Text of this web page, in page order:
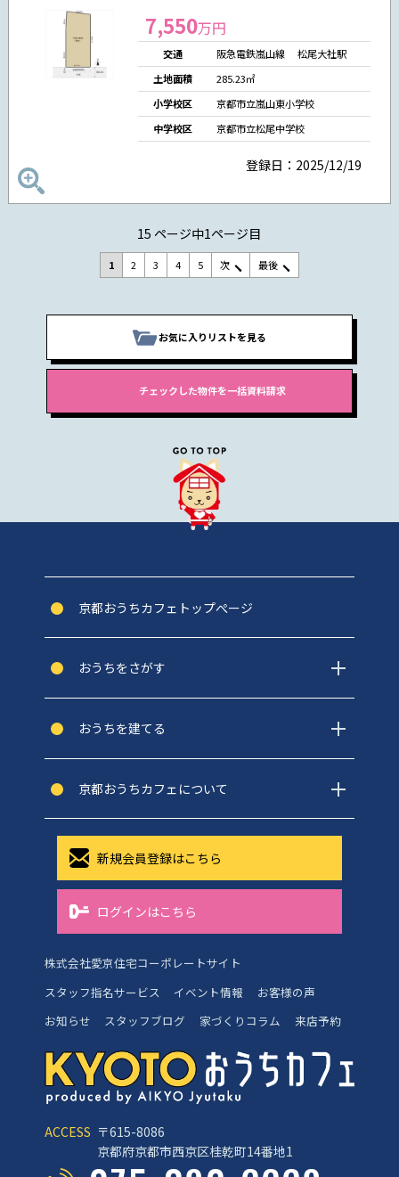
7,550万円
交通
阪急電鉄嵐山線 松尾大社駅
土地面積
285.23㎡
小学校区
京都市立嵐山東小学校
中学校区
京都市立松尾中学校
登録日：2025/12/19
15 ページ中1ページ目
1 2 3 4 5 次 最後
お気に入りリストを見る
ACCESS 〒615-8086
京都府京都市西京区桂乾町14番地1
京都おうちカフェトップぺージ
おうちをさがす
おうちを建てる
京都おうちカフェについて
新規会員登録はこちら
ログインはこちら
株式会社愛京住宅コーポレートサイト
スタッフ指名サービス
イベント情報
お客様の声
お知らせ
スタッフブログ 家づくりコラム 来店予約